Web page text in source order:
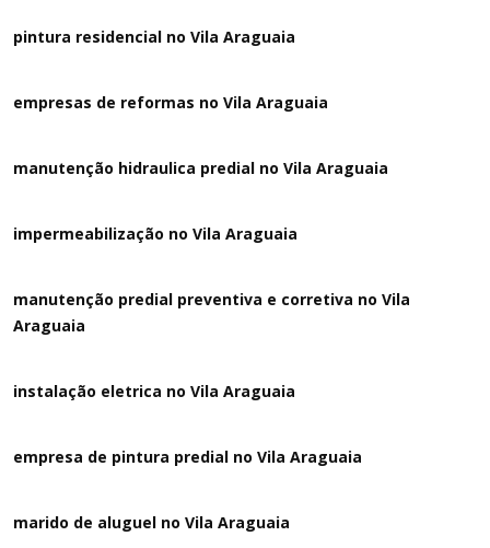
pintura residencial no Vila Araguaia
empresas de reformas no Vila Araguaia
manutenção hidraulica predial no Vila Araguaia
impermeabilização no Vila Araguaia
manutenção predial preventiva e corretiva no Vila
Araguaia
instalação eletrica no Vila Araguaia
empresa de pintura predial no Vila Araguaia
marido de aluguel no Vila Araguaia